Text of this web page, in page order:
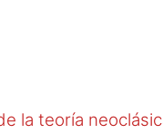
la teoría